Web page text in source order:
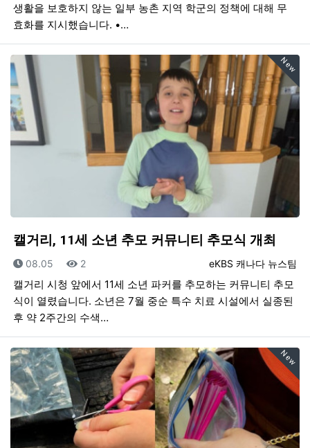
생활을 보호하지 않는 일부 농촌 지역 학군의 정책에 대해 무
효화를 지시했습니다. •…
New
캘거리, 11세 소년 추모 커뮤니티 추모식 개최
등록자
eKBS 캐나다 뉴스팀
등록일
08.05 조회
2
캘거리 시청 앞에서 11세 소년 파커를 추모하는 커뮤니티 추모
식이 열렸습니다. 소년은 7월 중순 특수 치료 시설에서 실종된
후 약 2주간의 수색…
New